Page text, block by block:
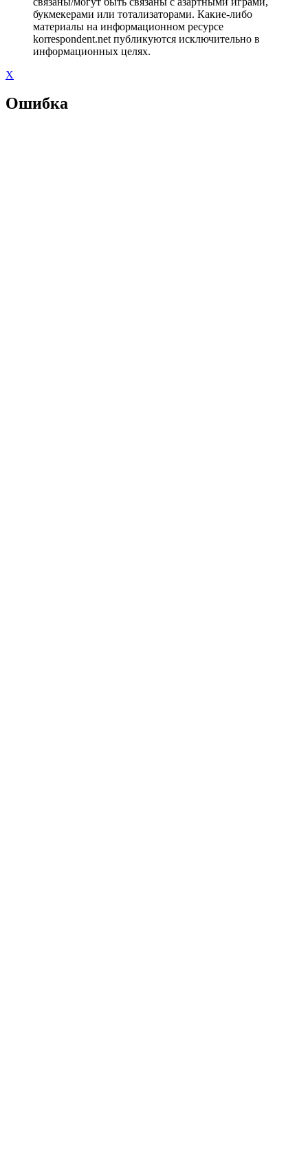
букмекерами или тотализаторами. Какие-либо
материалы на информационном ресурсе
korrespondent.net публикуются исключительно в
информационных целях.
X
Ошибка